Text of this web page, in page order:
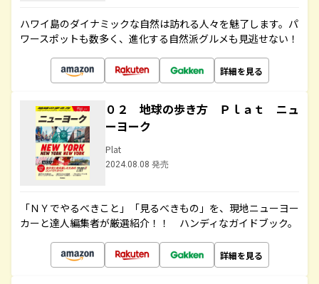
ハワイ島のダイナミックな自然は訪れる人々を魅了します。パ
ワースポットも数多く、進化する自然派グルメも見逃せない！
詳細を見る
０２ 地球の歩き方 Ｐｌａｔ ニュ
ーヨーク
Plat
2024.08.08 発売
「ＮＹでやるべきこと」「見るべきもの」を、現地ニューヨー
カーと達人編集者が厳選紹介！！ ハンディなガイドブック。
詳細を見る